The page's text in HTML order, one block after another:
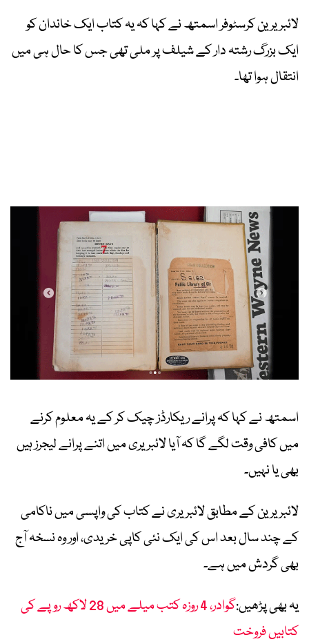
لائبریرین کرسٹوفر اسمتھ نے کہا کہ یہ کتاب ایک خاندان کو
ایک بزرگ رشتہ دار کے شیلف پر ملی تھی جس کا حال ہی میں
انتقال ہوا تھا۔
اسمتھ نے کہا کہ پرانے ریکارڈز چیک کر کے یہ معلوم کرنے
میں کافی وقت لگے گا کہ آیا لائبریری میں اتنے پرانے لیجرز ہیں
بھی یا نہیں۔
لائبریرین کے مطابق لائبریری نے کتاب کی واپسی میں ناکامی
کے چند سال بعد اس کی ایک نئی کاپی خریدی، اور وہ نسخہ آج
بھی گردش میں ہے۔
یہ بھی پڑھیں:
گوادر، 4 روزہ کتب میلے میں 28 لاکھ روپے کی
کتابیں فروخت